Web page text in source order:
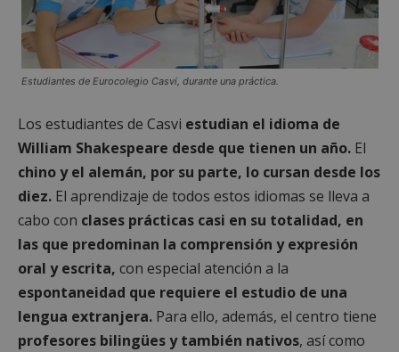
Estudiantes de Eurocolegio Casvi, durante una práctica.
Los estudiantes de Casvi estudian el idioma de
William Shakespeare desde que tienen un año. El
chino y el alemán, por su parte, lo cursan desde los
diez. El aprendizaje de todos estos idiomas se lleva a
cabo con clases prácticas casi en su totalidad, en
las que predominan la comprensión y expresión
oral y escrita, con especial atención a la
espontaneidad que requiere el estudio de una
lengua extranjera. Para ello, además, el centro tiene
profesores bilingües y también nativos, así como